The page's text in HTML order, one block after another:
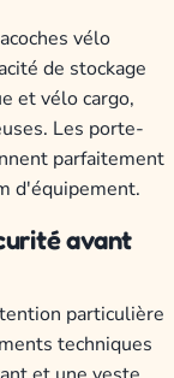
vélo
de stockage
et vélo cargo,
Les porte-
parfaitement
d'équipement.
avant
particulière
techniques